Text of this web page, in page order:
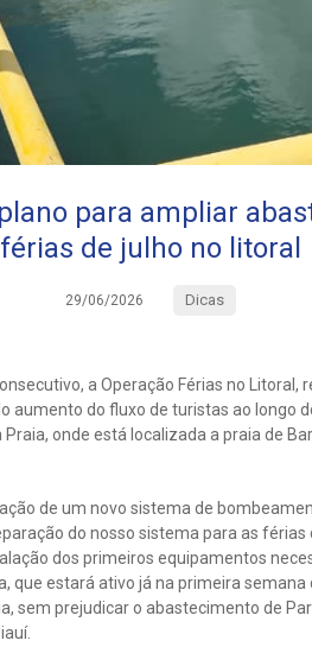
para ampliar
férias de julho no litoral
29/06/2026 Dicas
a Operação Férias no Litoral,
aumento do fluxo de turistas ao longo
onde está localizada a praia de
de um novo sistema de
do nosso sistema para as
dos primeiros equipamentos
que estará ativo já na primeira
sem prejudicar o abastecimento de